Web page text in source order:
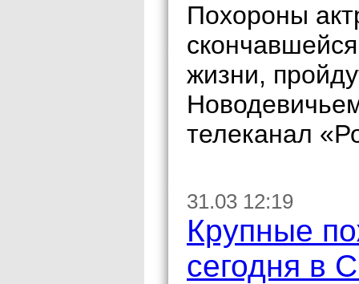
Похороны
жизни,
телеканал
31.03 12:19
Крупные
сегодня в